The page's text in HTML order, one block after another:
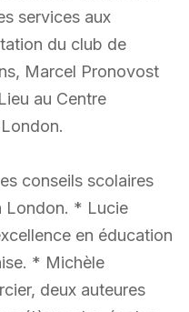
services aux
du club de
Marcel Pronovost
au Centre
conseils scolaires
London. * Lucie
en éducation
* Michèle
deux auteures